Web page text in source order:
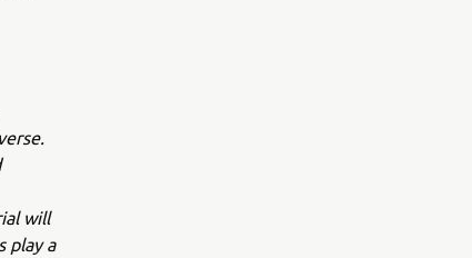
will
play a